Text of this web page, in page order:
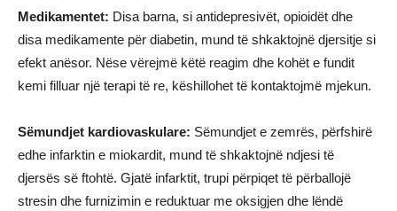
Medikamentet: Disa barna, si antidepresivët, opioidët dhe
disa medikamente për diabetin, mund të shkaktojnë djersitje si
efekt anësor. Nëse vërejmë këtë reagim dhe kohët e fundit
kemi filluar një terapi të re, këshillohet të kontaktojmë mjekun.
Sëmundjet kardiovaskulare: Sëmundjet e zemrës, përfshirë
edhe infarktin e miokardit, mund të shkaktojnë ndjesi të
djersës së ftohtë. Gjatë infarktit, trupi përpiqet të përballojë
stresin dhe furnizimin e reduktuar me oksigjen dhe lëndë